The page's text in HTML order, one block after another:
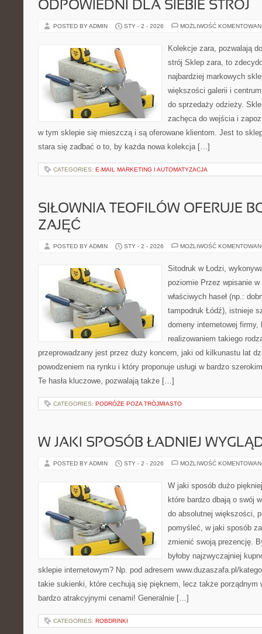
ODPOWIEDNI DLA SIEBIE STRÓJ
POSTED BY ADMIN STY - 2 - 2026 MOŻLIWOŚĆ
Kolekcje zara, pozwalają
strój Sklep zara, to
najbardziej markowych
większości galerii i
do sprzedaży odzieży.
zachęca do wejścia i
w tym sklepie się mieszczą i są oferowane klientom. Jest to
stara się zadbać o to, by każda nowa kolekcja […]
CATEGORIES: E-MAIL MARKETING I AUTOMATYZACJA
SIŁOWNIA TEOFILÓW OFERUJE
ZAJĘĆ
POSTED BY ADMIN STY - 2 - 2026 MOŻLIWOŚĆ
Sitodruk w Łodzi,
poziomie Przez wpisanie
właściwych haseł (np.:
tampodruk Łódź), istnieje
domeny internetowej
realizowaniem takiego
przeprowadzany jest przez duży koncern, jaki od kilkunastu lat
powodzeniem na rynku i który proponuje usługi w bardzo
Te hasła kluczowe, pozwalają także […]
CATEGORIES: PODRÓŻE POZA TRÓJMIASTO
W JAKI SPOSÓB ŁADNIEJ
POSTED BY ADMIN STY - 2 - 2026 MOŻLIWOŚĆ
W jaki sposób dużo
które bardzo dbają o swój
do absolutnej większości,
pomyśleć, w jaki sposób
zmienić swoją prezencję.
byłoby najzwyczajniej
sklepie internetowym? Np. pod adresem www.duzaszafa.pl/
takie sukienki, które cechują się pięknem, lecz także porządnym
bardzo atrakcyjnymi cenami! Generalnie […]
CATEGORIES: ROBDRINKI